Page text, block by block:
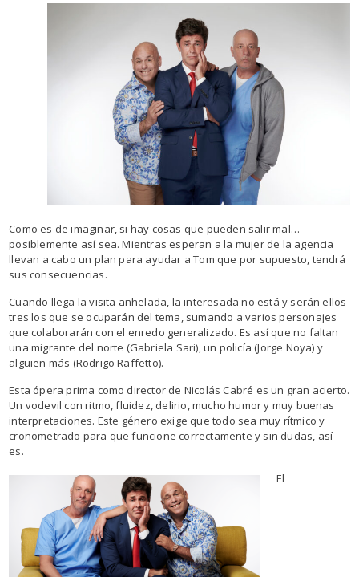
Como es de imaginar, si hay cosas que pueden salir mal…
posiblemente así sea. Mientras esperan a la mujer de la agencia
llevan a cabo un plan para ayudar a Tom que por supuesto, tendrá
sus consecuencias.
Cuando llega la visita anhelada, la interesada no está y serán ellos
tres los que se ocuparán del tema, sumando a varios personajes
que colaborarán con el enredo generalizado. Es así que no faltan
una migrante del norte (Gabriela Sari), un policía (Jorge Noya) y
alguien más (Rodrigo Raffetto).
Esta ópera prima como director de Nicolás Cabré es un gran acierto.
Un vodevil con ritmo, fluidez, delirio, mucho humor y muy buenas
interpretaciones. Este género exige que todo sea muy rítmico y
cronometrado para que funcione correctamente y sin dudas, así
es.
El